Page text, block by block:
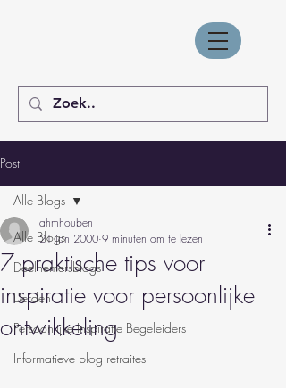
Post
Alle Blogs
Deelnemersblogs
Derden
Persoonlijke Inspiratie Begeleiders
Informatieve blog retraites
Alle Blogs
7 praktische tips voor
inspiratie voor persoonlijke
ontwikkeling
ahmhouben
21 jan 2000 9 minuten om te lezen